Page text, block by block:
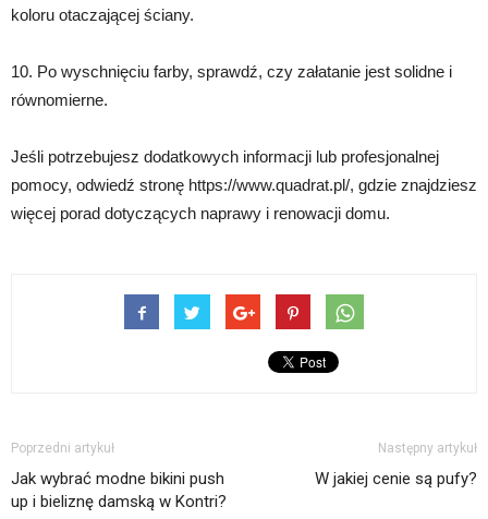
koloru otaczającej ściany.
10. Po wyschnięciu farby, sprawdź, czy załatanie jest solidne i
równomierne.
Jeśli potrzebujesz dodatkowych informacji lub profesjonalnej
pomocy, odwiedź stronę https://www.quadrat.pl/, gdzie znajdziesz
więcej porad dotyczących naprawy i renowacji domu.
Poprzedni artykuł
Jak wybrać modne bikini push
up i bieliznę damską w Kontri?
Następny artykuł
W jakiej cenie są pufy?